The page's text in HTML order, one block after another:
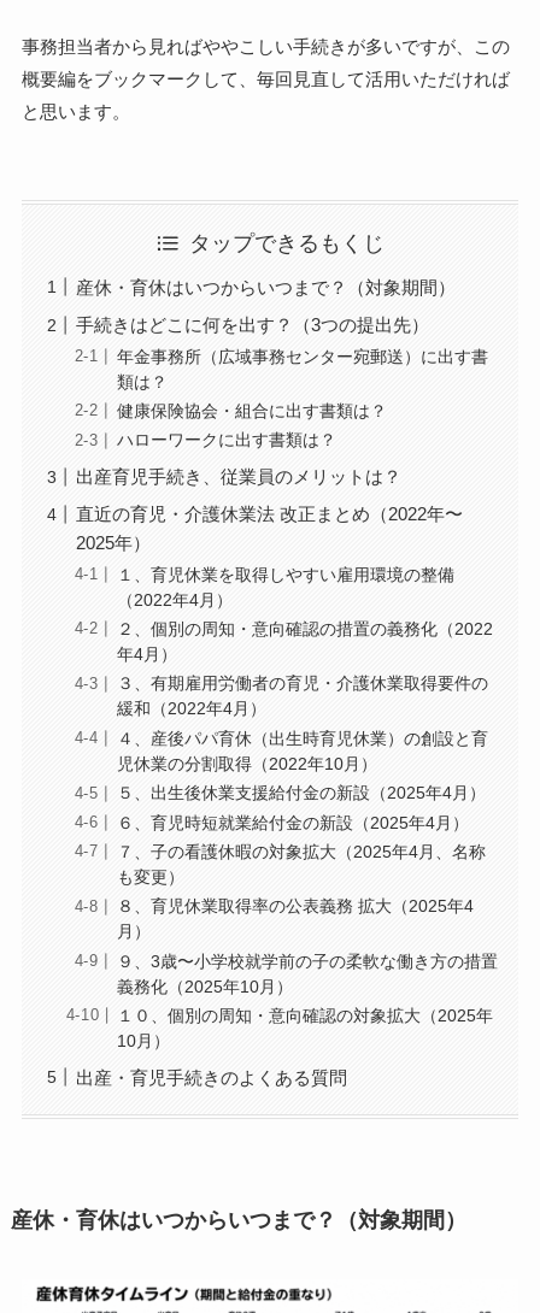
事務担当者から見ればややこしい手続きが多いですが、この
概要編をブックマークして、毎回見直して活用いただければ
と思います。
タップできるもくじ
産休・育休はいつからいつまで？（対象期間）
手続きはどこに何を出す？（3つの提出先）
年金事務所（広域事務センター宛郵送）に出す書
類は？
健康保険協会・組合に出す書類は？
ハローワークに出す書類は？
出産育児手続き、従業員のメリットは？
直近の育児・介護休業法 改正まとめ（2022年〜
2025年）
１、育児休業を取得しやすい雇用環境の整備
（2022年4月）
２、個別の周知・意向確認の措置の義務化（2022
年4月）
３、有期雇用労働者の育児・介護休業取得要件の
緩和（2022年4月）
４、産後パパ育休（出生時育児休業）の創設と育
児休業の分割取得（2022年10月）
５、出生後休業支援給付金の新設（2025年4月）
６、育児時短就業給付金の新設（2025年4月）
７、子の看護休暇の対象拡大（2025年4月、名称
も変更）
８、育児休業取得率の公表義務 拡大（2025年4
月）
９、3歳〜小学校就学前の子の柔軟な働き方の措置
義務化（2025年10月）
１０、個別の周知・意向確認の対象拡大（2025年
10月）
出産・育児手続きのよくある質問
産休・育休はいつからいつまで？（対象期間）